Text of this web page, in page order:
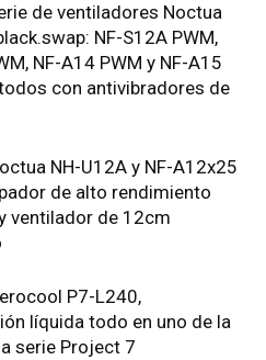
de ventiladores Noctua
NF-S12A PWM,
NF-A14 PWM y NF-A15
con antivibradores de
NH-U12A y NF-A12x25
de alto rendimiento
ventilador de 12cm
P7-L240,
líquida todo en uno de la
serie Project 7